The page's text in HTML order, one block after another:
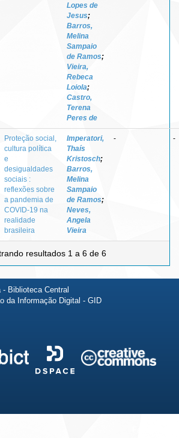
Lopes de
Jesus;
Barros,
Melina
Sampaio
de Ramos;
Vieira,
Rebeca
Loiola;
Castro,
Terena
Peres de
Proteção social,
cultura política
e
desigualdades
sociais :
reflexões sobre
a pandemia de
COVID-19 na
realidade
brasileira
Imperatori,
Thaís
Kristosch;
Barros,
Melina
Sampaio
de Ramos;
Neves,
Angela
Vieira
- -
resultados 1 a 6 de 6
Biblioteca Central
da Informação Digital - GID